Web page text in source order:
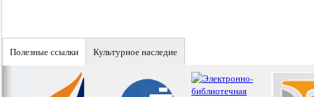
Полезные ссылки Культурное наследие